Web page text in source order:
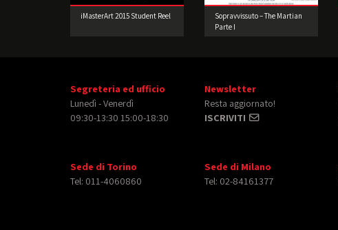
iMasterArt 2015 Student Reel
Sopravvissuto – The Martian
Parte I
Segreteria ed ufficio
Lunedì - Venerdì
09:30-13:30 15:00-18:30
Newsletter
Resta aggiornato!
ISCRIVITI
Sede di Torino
Tel: 011-4060860
Sede di Milano
Tel: 02-84161377